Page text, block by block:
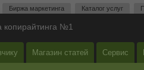
Биржа маркетинга Каталог услуг
копирайтинга №1
Магазин статей Сервис